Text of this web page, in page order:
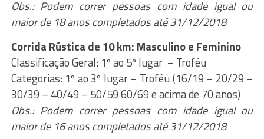
Obs.: Podem correr pessoas com idade igual ou
maior de 18 anos completados até 31/12/2018
Corrida Rústica de 10 km: Masculino e Feminino
Classificação Geral: 1º ao 5º lugar – Troféu
Categorias: 1º ao 3º lugar – Troféu (16/19 – 20/29 –
30/39 – 40/49 – 50/59 60/69 e acima de 70 anos)
Obs.: Podem correr pessoas com idade igual ou
maior de 16 anos completados até 31/12/2018